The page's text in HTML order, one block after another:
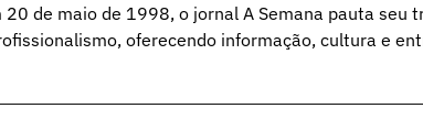
20 de maio de 1998, o jornal A Semana pauta seu
oferecendo informação, cultura e